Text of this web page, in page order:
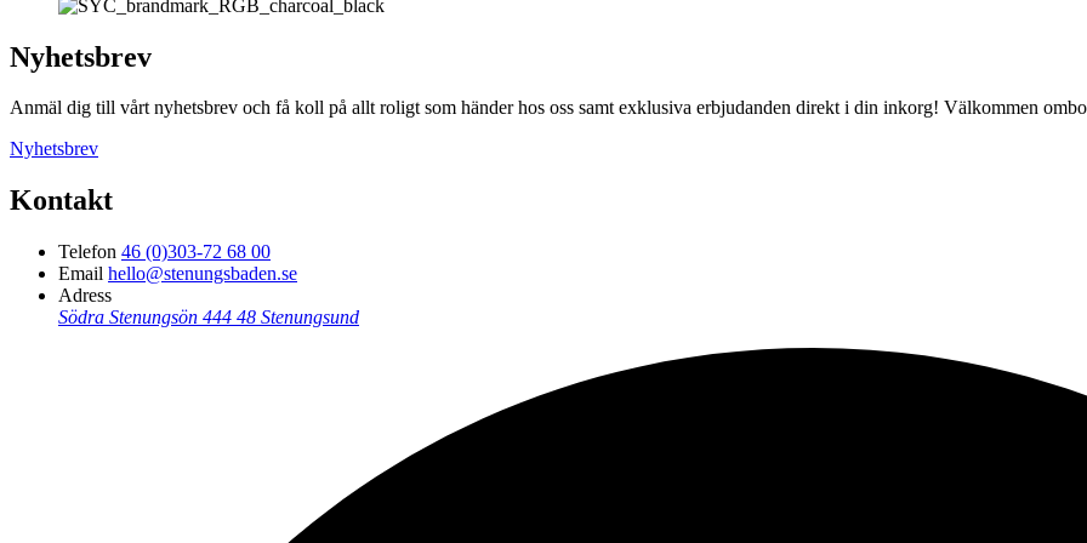
Nyhetsbrev
Anmäl dig till vårt nyhetsbrev och få koll på allt roligt som händer hos oss samt exklusiva erbjudanden direkt i din inkorg! Välkommen
Nyhetsbrev
Kontakt
Telefon 46 (0)303-72 68 00
Email hello@stenungsbaden.se
Adress
Södra Stenungsön 444 48 Stenungsund